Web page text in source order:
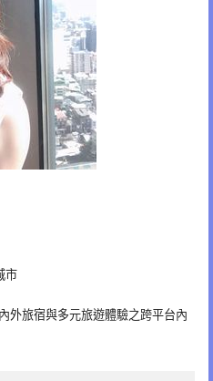
市
外旅宿與多元旅遊體驗之跨平台內